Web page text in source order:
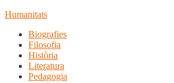
Humanitats
Biografies
Filosofia
Història
Literatura
Pedagogia